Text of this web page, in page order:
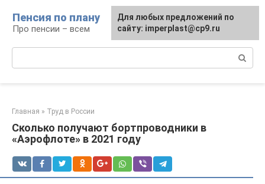
контенту
Пенсия по плану
Про пенсии – всем
Главная » Труд в России
Сколько получают бортпроводники в
«Аэрофлоте» в 2021 году
Для любых предложений по
сайту: imperplast@cp9.ru